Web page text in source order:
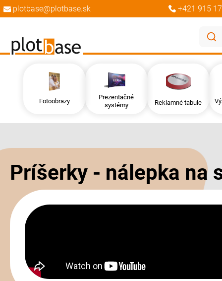
plotbase@plotbase.sk +421 915
Fotoobrazy
Prezentačné
systémy
Reklamné tabule
galérie
obrázkov
Príšerky - nálepka na
galérie
obrázkov